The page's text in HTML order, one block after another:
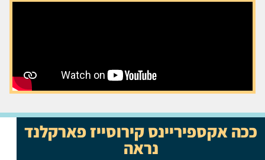
ככה אקספיריינס קירוסייז פארקלנד
נראה